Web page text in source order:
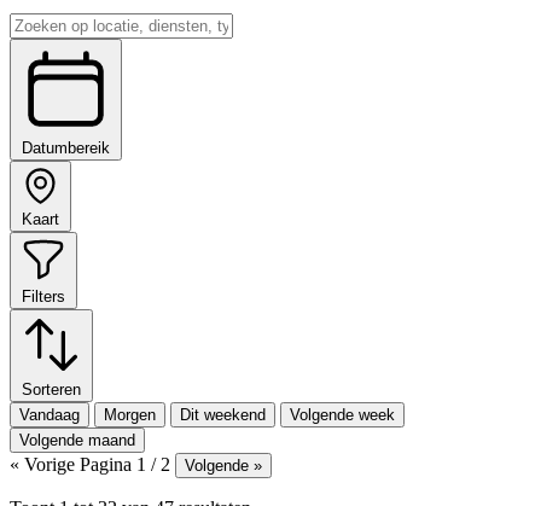
Datumbereik
Kaart
Filters
Sorteren
Vandaag
Morgen Dit weekend
Volgende week
Volgende maand
« Vorige Pagina 1 / 2 Volgende »